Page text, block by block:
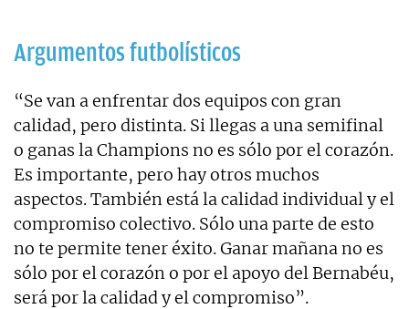
Argumentos futbolísticos
“Se van a enfrentar dos equipos con gran
calidad, pero distinta. Si llegas a una semifinal
o ganas la Champions no es sólo por el corazón.
Es importante, pero hay otros muchos
aspectos. También está la calidad individual y el
compromiso colectivo. Sólo una parte de esto
no te permite tener éxito. Ganar mañana no es
sólo por el corazón o por el apoyo del Bernabéu,
será por la calidad y el compromiso”.